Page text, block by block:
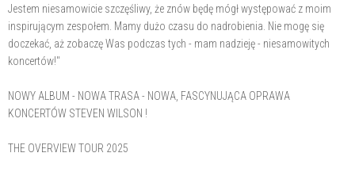
Jestem niesamowicie szczęśliwy, że znów będę mógł występować z moim
inspirującym zespołem. Mamy dużo czasu do nadrobienia. Nie mogę się
doczekać, aż zobaczę Was podczas tych - mam nadzieję - niesamowitych
koncertów!"
NOWY ALBUM - NOWA TRASA - NOWA, FASCYNUJĄCA OPRAWA
KONCERTÓW STEVEN WILSON !
THE OVERVIEW TOUR 2025